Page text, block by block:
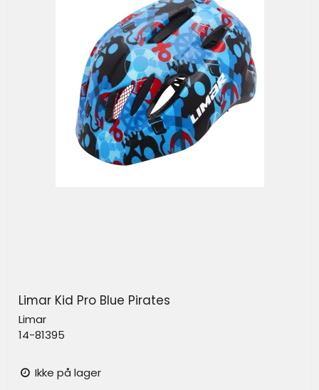
Limar Kid Pro Blue Pirates
Limar
14-81395
Ikke på lager